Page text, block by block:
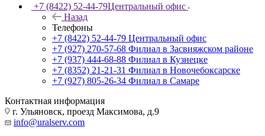
+7 (8422) 52-44-79Центральный офис
Назад
Телефоны
+7 (8422) 52-44-79 Центральный офис
+7 (927) 270-57-68 Филиал в Засвияжском районе
+7 (937) 444-68-88 Филиал в Кузнецке
+7 (8352) 21-21-31 Филиал в Новочебоксарске
+7 (927) 805-26-34 Филиал в Самаре
Контактная информация
г. Ульяновск, проезд Максимова, д.9
info@uralserv.com